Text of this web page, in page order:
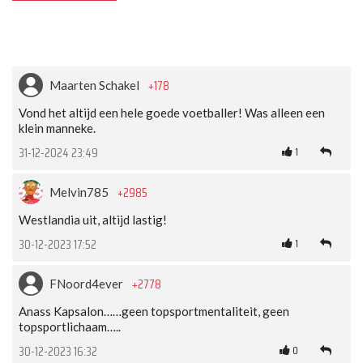
Maarten Schakel +178
Vond het altijd een hele goede voetballer! Was alleen een
klein manneke.
31-12-2024 23:49 1
Melvin785 +2985
Westlandia uit, altijd lastig!
30-12-2023 17:52 1
FNoord4ever +2778
Anass Kapsalon……geen topsportmentaliteit, geen
topsportlichaam…..
30-12-2023 16:32 0